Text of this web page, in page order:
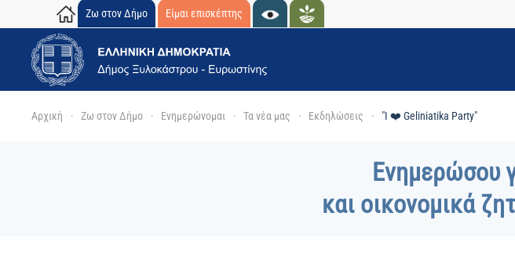
Skip to main content
Ζω στον Δήμο Είμαι επισκέπτης
Αρχική Ζω στον Δήμο Ενημερώνομαι Τα νέα μας Εκδηλώσεις "I ❤️ Geliniatika Party"
Ενημερώσου
και οικονομικά